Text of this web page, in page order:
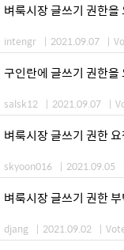
벼룩시장 글쓰기 권한
intengr | 2021.09.07 |
구인란에 글쓰기 권한을
salsk12 | 2021.09.07 |
벼룩시장 글쓰기 권한
skyoon016 | 2021.09.05
벼룩시장 글쓰기 권한
djang | 2021.09.02 |